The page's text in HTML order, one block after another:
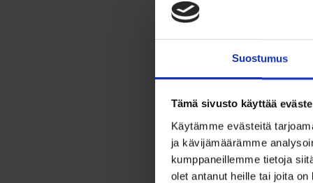
Suostumus
Tämä sivusto käyttää
Käytämme evästeitä
ja kävijämäärämme
kumppaneillemme tietoja
olet antanut heille tai joita